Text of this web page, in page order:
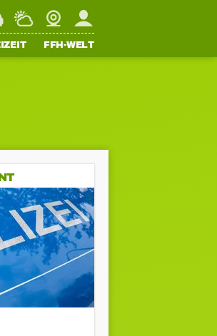
WetterWebcamMein FFH
FFH-WELT